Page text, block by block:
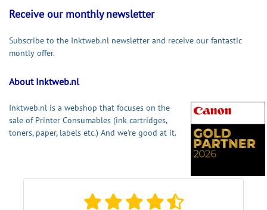
Receive our monthly newsletter
Subscribe to the Inktweb.nl newsletter and receive our fantastic
montly offer.
About Inktweb.nl
Inktweb.nl is a webshop that focuses on the
sale of Printer Consumables (ink cartridges,
toners, paper, labels etc.) And we're good at it.